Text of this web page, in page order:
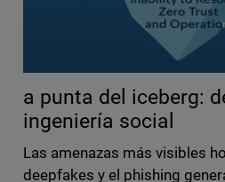
a punta del iceberg:
ingeniería social
Las amenazas más visibles
deepfakes y el phishing